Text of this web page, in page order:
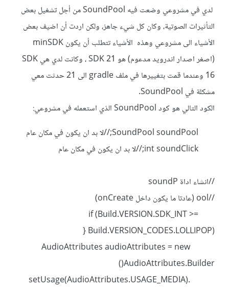
لدي في مشروعي وضعت فيه SoundPool من أجل تشغيل بعض
التأثيرات الصوتية، وكان كل شيء جاهز، ولكن اردت أن اضيف بعض
الأشياء الى مشروعي وهذه الأشياء تتطلب أن يكون minSDK
(اصغر اصدار اندرويد مدعوم) هو SDK 21 ، وكانت لدي هي SDK
16 وعندما قمت بتغييرها في ملف gradle الى 21 حدثت معي
مشكلة في SoundPool.
الكود التالي هو كود SoundPool الذي استعمله في مشروعي:
//انشاء اداة soundP
//ool (عادتا ما يكون داخل onCreate)
if (Build.VERSION.SDK_INT >=
Build.VERSION_CODES.LOLLIPOP) {
AudioAttributes audioAttributes = new
AudioAttributes.Builder()